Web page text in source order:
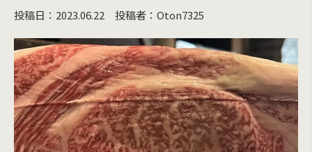
投稿日：2023.06.22 投稿者：Oton7325